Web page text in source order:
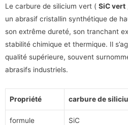
Le carbure de silicium vert ( SiC vert
un abrasif cristallin synthétique de
son extrême dureté, son tranchant
stabilité chimique et thermique. Il
qualité supérieure, souvent
abrasifs industriels.
Propriété carbure de
formule
SiC